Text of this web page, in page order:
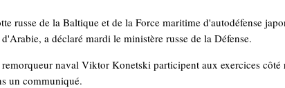
russe de la Baltique et de la Force maritime d'autodéfense
a déclaré mardi le ministère russe de la Défense.
naval Viktor Konetski participent aux exercices côté
un communiqué.